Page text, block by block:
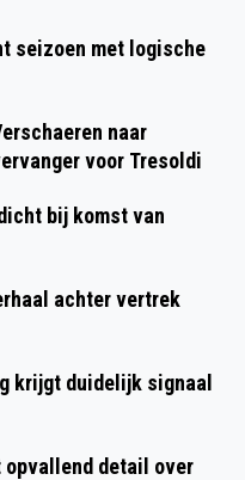
seizoen met logische
naar
voor Tresoldi
bij komst van
achter vertrek
krijgt duidelijk signaal
detail over